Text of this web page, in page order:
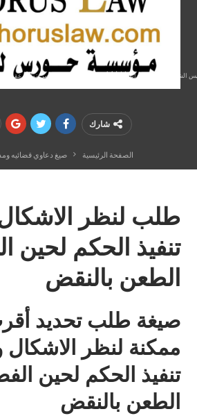
الشركات في مصر , إنهاء مشاكل الاقامه للاجانب في مصر ,توثيق عقود
شارك
الصفحة الرئيسية صيغ دعاوي قضائيه
طلب لنظر
تنفيذ الحكم
الطعن بالنقض
صيغة طلب تحديد
ممكنة لنظر الاشكال
تنفيذ الحكم لحين
الطعن بالنقض